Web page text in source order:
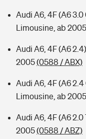
Audi A6, 4F (A6 3.0
Limousine, ab 2005
Audi A6, 4F (A6
2005(0588 / ABX)
Audi A6, 4F (A6 2.4
Limousine, ab 2005
Audi A6, 4F (A6 2.0
2005(0588 / ABZ)